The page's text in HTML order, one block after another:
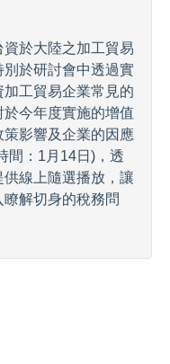
於大陸之加工貿易
於研討會中透過實
工貿易企業常見的
今年度實施的增值
影響及企業的因應
間：1月14日)，透
線上隨選播放，讓
解切身的稅務問